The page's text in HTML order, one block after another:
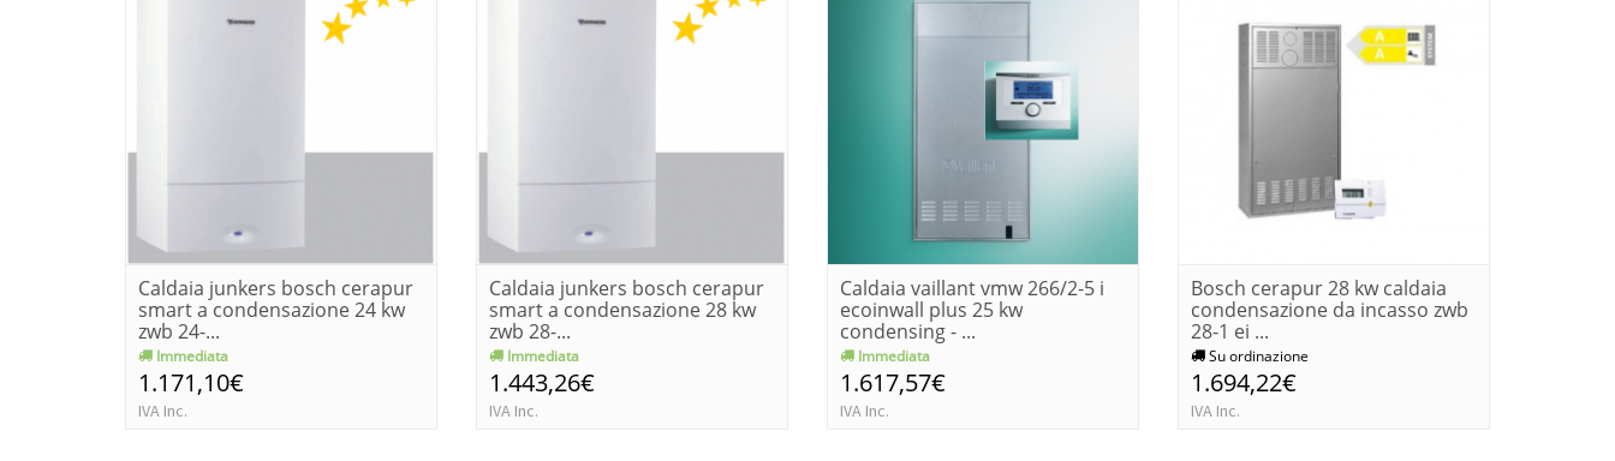
Caldaia junkers bosch cerapur
smart a condensazione 24 kw
zwb 24-...
Immediata
1.171,10€
IVA Inc.
Caldaia junkers bosch cerapur
smart a condensazione 28 kw
zwb 28-...
Immediata
1.443,26€
IVA Inc.
Caldaia vaillant vmw 266/2-5 i
ecoinwall plus 25 kw
condensing - ...
Immediata
1.617,57€
IVA Inc.
Bosch cerapur 28 kw caldaia
condensazione da incasso zwb
28-1 ei ...
Su ordinazione
1.694,22€
IVA Inc.